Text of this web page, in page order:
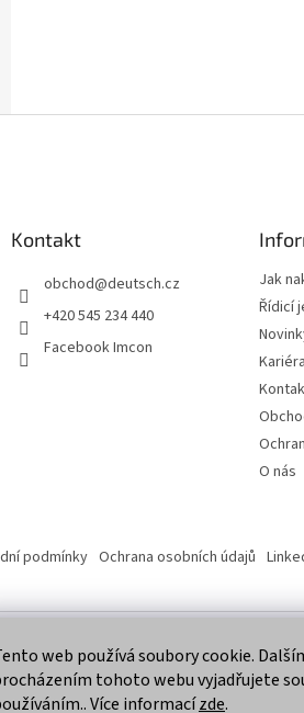
web používá soubory cookie.
tohoto webu vyjadřujete
Více informacízde.
Kontakt
obchod@deutsch.cz
+420 545 234 440
Facebook Imcon
Jak
Řídicí
Kariéra
O nás
podmínky Ochrana osobních údajů
práva vyhrazena.